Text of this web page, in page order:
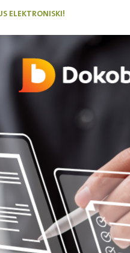
ELEKTRONISKI!